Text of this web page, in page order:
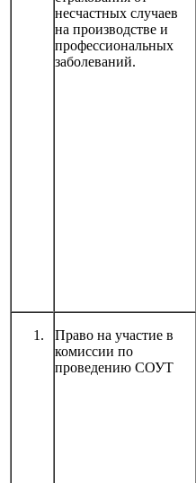
несчастных случаев
на производстве и
профессиональных
заболеваний.
Право на участие в
комиссии по
проведению СОУТ